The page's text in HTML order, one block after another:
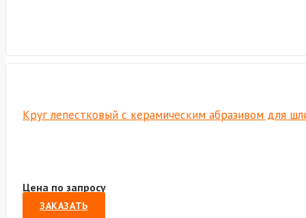
Круг лепестковый с керамическим абразивом для
Цена по запросу
ЗАКАЗАТЬ